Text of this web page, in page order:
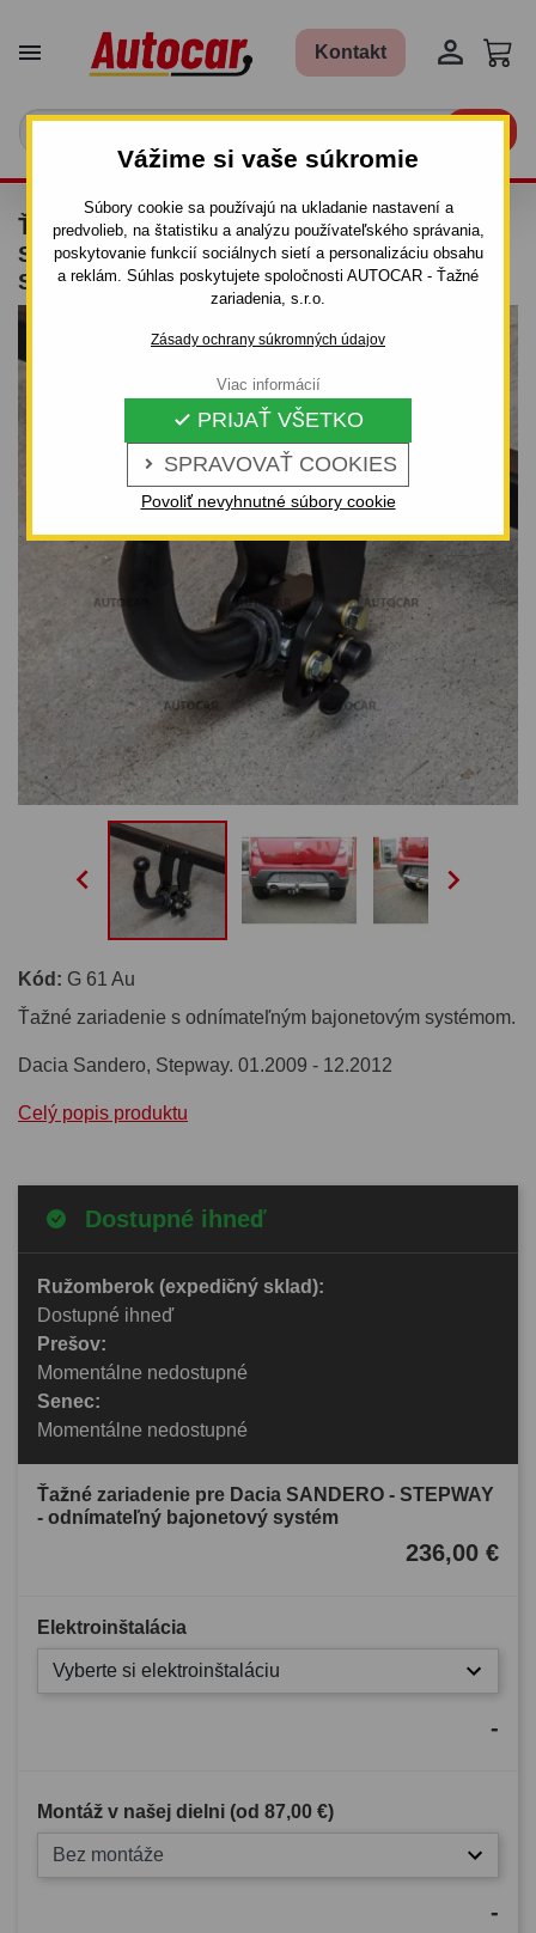
Vážime si vaše súkromie
Súbory cookie sa používajú na ukladanie nastavení a
predvolieb, na štatistiku a analýzu používateľského správania,
poskytovanie funkcií sociálnych sietí a personalizáciu obsahu
a reklám. Súhlas poskytujete spoločnosti AUTOCAR - Ťažné
zariadenia, s.r.o.
Zásady ochrany súkromných údajov
 SPRAVOVAŤ COOKIES
 PRIJAŤ VŠETKO
Povoliť nevyhnutné súbory cookie
Viac informácií
 Kontakt 
ŤAŽNÉ ZARIADENIE PRE DACIA SANDERO -
STEPWAY - ODNÍMATEĽNÝ BAJONETOVÝ
SYSTÉM
 
Kód: G 61 Au
Ťažné zariadenie s odnímateľným bajonetovým systémom.
Dacia Sandero, Stepway. 01.2009 - 12.2012
Celý popis produktu
Dostupné ihneď
Ružomberok (expedičný sklad):
Dostupné ihneď
Prešov:
Momentálne nedostupné
Senec:
Momentálne nedostupné
Ťažné zariadenie pre Dacia SANDERO - STEPWAY
- odnímateľný bajonetový systém
236,00 €
Elektroinštalácia
Vyberte si elektroinštaláciu
-
Montáž v našej dielni (od 87,00 €)
Bez montáže
-